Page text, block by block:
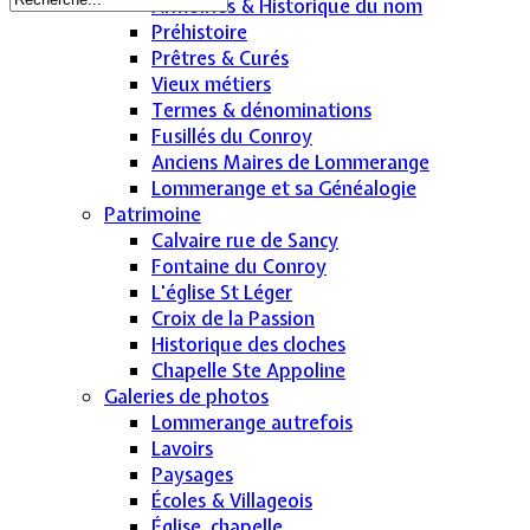
Armoiries & Historique du nom
Préhistoire
Prêtres & Curés
Vieux métiers
Termes & dénominations
Fusillés du Conroy
Anciens Maires de Lommerange
Lommerange et sa Généalogie
Patrimoine
Calvaire rue de Sancy
Fontaine du Conroy
L'église St Léger
Croix de la Passion
Historique des cloches
Chapelle Ste Appoline
Galeries de photos
Lommerange autrefois
Lavoirs
Paysages
Écoles & Villageois